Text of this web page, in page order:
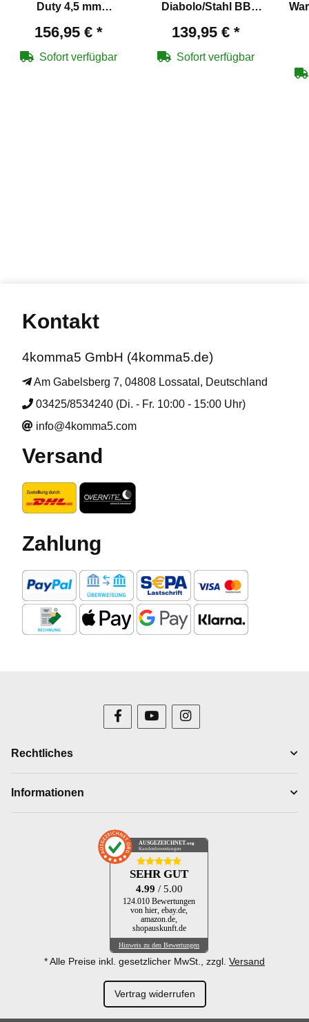
Duty 4,5 mm
Co2-Pistole Blow
Back (P18)
156,95 € *
Sofort verfügbar
Diabolo/Stahl BB
Back (P18)
139,95 € *
Sofort verfügbar
Kontakt
4komma5 GmbH (4komma5.de)
Am Gabelsberg 7, 04808 Lossatal, Deutschland
03425/8534240 (Di. - Fr. 10:00 - 15:00 Uhr)
info@4komma5.com
Versand
Zahlung
Rechtliches
Informationen
AUSGEZEICHNET .org
Kundenbewertungen
SEHR GUT
4.99 / 5.00
124.010 Bewertungen
von hier, ebay.de,
amazon.de,
shopauskunft.de
Hinweis zu den Bewertungen
* Alle Preise inkl. gesetzlicher MwSt., zzgl. Versand
Vertrag widerrufen